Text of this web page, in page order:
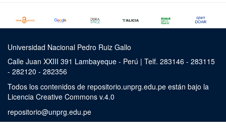
Universidad Nacional Pedro Ruiz Gallo
Calle Juan XXIII 391 Lambayeque - Perú | Telf. 283146 - 283115
- 282120 - 282356
Todos los contenidos de repositorio.unprg.edu.pe están bajo la
Licencia Creative Commons v.4.0
repositorio@unprg.edu.pe